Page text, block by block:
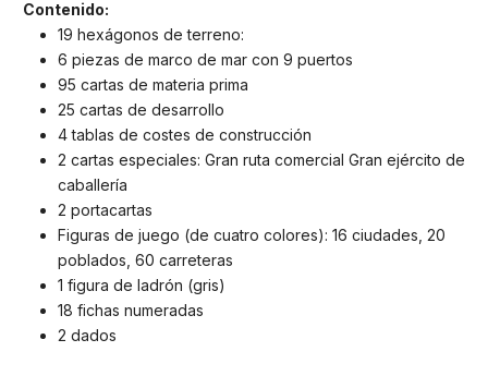
Contenido:
19 hexágonos de terreno:
6 piezas de marco de mar con 9 puertos
95 cartas de materia prima
25 cartas de desarrollo
4 tablas de costes de construcción
2 cartas especiales: Gran ruta comercial Gran ejército de
caballería
2 portacartas
Figuras de juego (de cuatro colores): 16 ciudades, 20
poblados, 60 carreteras
1 figura de ladrón (gris)
18 fichas numeradas
2 dados